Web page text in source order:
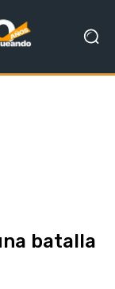
batalla